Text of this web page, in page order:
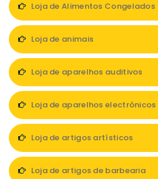
Loja de Alimentos Congelados
Loja de animais
Loja de aparelhos auditivos
Loja de aparelhos electrónicos
Loja de artigos artísticos
Loja de artigos de barbearia